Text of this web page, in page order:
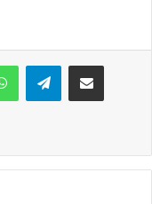
Telegram